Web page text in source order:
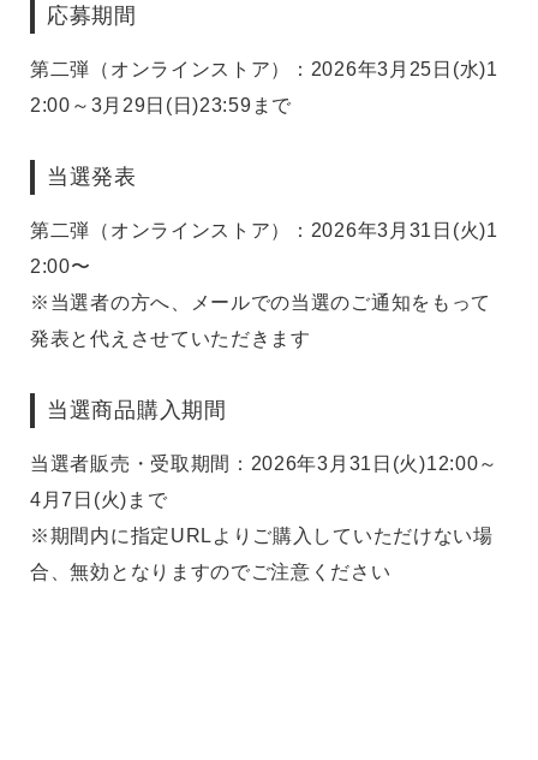
応募期間
第二弾（オンラインストア）：2026年3月25日(水)1
2:00～3月29日(日)23:59まで
当選発表
第二弾（オンラインストア）：2026年3月31日(火)1
2:00〜
※当選者の方へ、メールでの当選のご通知をもって
発表と代えさせていただきます
当選商品購入期間
当選者販売・受取期間：2026年3月31日(火)12:00～
4月7日(火)まで
※期間内に指定URLよりご購入していただけない場
合、無効となりますのでご注意ください
この条件で絞り込む